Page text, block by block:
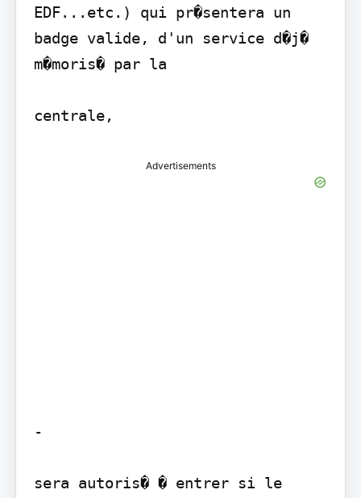
EDF...etc.) qui pr�sentera un
badge valide, d'un service d�j�
m�moris� par la
centrale,
Advertisements
-
sera autoris� � entrer si le